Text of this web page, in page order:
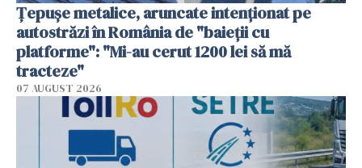
Țepușe metalice, aruncate intenționat pe
autostrăzi în România de "baieții cu
platforme": "Mi-au cerut 1200 lei să mă
tracteze"
07 AUGUST 2026